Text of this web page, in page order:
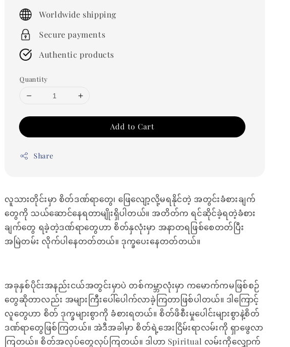
price
Worldwide shipping
Secure payments
Authentic products
Quantity
Add to Cart
Share
လူသားတိုင်းမှာ စိတ်ဒဏ်ရာတွေ၊ ဖြေလျော့လို့မရနိုင်တဲ့ အတွင်းခံစားချက်
တွေကို သယ်ဆောင်နေရတာမျိုးရှိပါတယ်။ အတိတ်က ရင်ဆိုင်ခဲ့ရတဲ့ခံစား
ချက်တွေ ရခဲ့တဲ့ဒဏ်ရာတွေဟာ စိတ်နှလုံးမှာ အနာတရဖြစ်စေတတ်ပြီး
အမြဲတမ်း လိုက်ပါနေတတ်တယ်။ ဒုက္ခပေးနေတတ်တယ်။
အခုနှစ်ပိုင်းအနည်းငယ်အတွင်းမှာပဲ တစ်ကမ္ဘာလုံးမှာ ကမောက်ကမဖြစ်စဉ်
တွေဆိုတာလည်း အများကြီးပေါ်ပေါက်လာခဲ့ကြတာဖြစ်ပါတယ်။ ဒါကြောင့်
လူတွေဟာ စိတ် ဒုက္ခများစွာကို ခံစားရတယ်။ စိတ်ဖိစီးမှုပေါင်းများစွာနဲ့စိတ်
ဒဏ်ရာတွေဖြစ်ကြတယ်။ အဲဒီအခါမှာ စိတ်ရဲ့အေးငြိမ်းရာလမ်းကို ရှာဖွေလာ
ကြတယ်။ စိတ်အလုပ်တွေလုပ်ကြတယ်။ ဒါဟာ Spiritual လမ်းကိုလျှောက်